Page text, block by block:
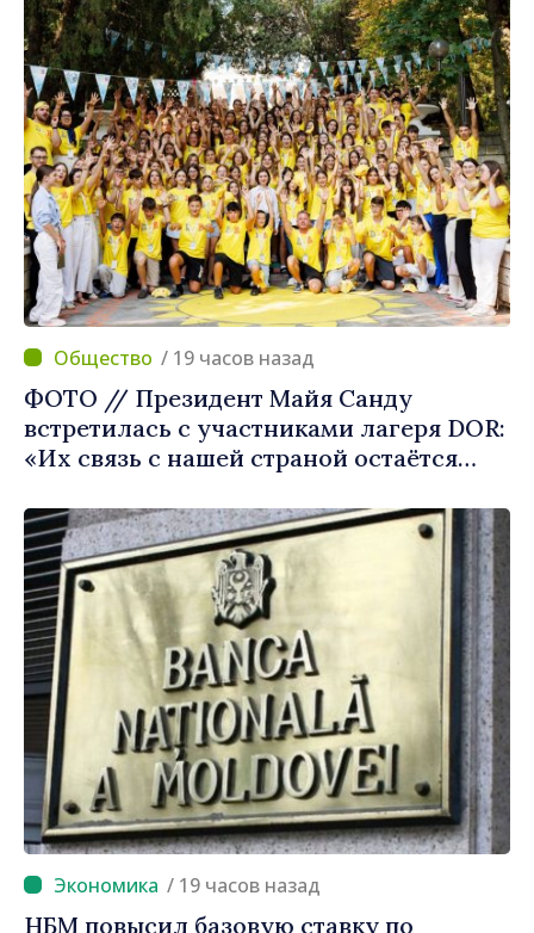
/ 19 часов назад
ФОТО // Президент Майя Санду
встретилась с участниками лагеря DOR:
«Их связь с нашей страной остаётся
/ 19 часов назад
НБМ повысил базовую ставку по